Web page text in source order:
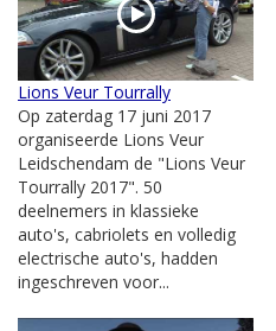
Lions Veur Tourrally
Op zaterdag 17 juni 2017
organiseerde Lions Veur
Leidschendam de "Lions Veur
Tourrally 2017". 50
deelnemers in klassieke
auto's, cabriolets en volledig
electrische auto's, hadden
ingeschreven voor...